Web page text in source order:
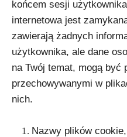
końcem sesji
internetowa jest
zawierają żadnych
użytkownika, ale dane
na Twój temat, mogą być
przechowywanymi w
nich.
Nazwy plików